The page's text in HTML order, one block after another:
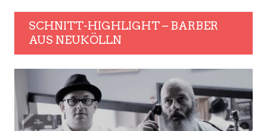
SCHNITT-HIGHLIGHT – BARBER
AUS NEUKÖLLN